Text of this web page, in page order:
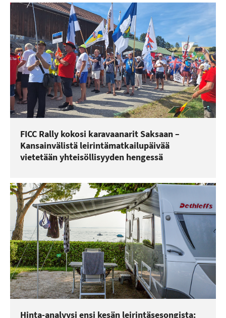
FICC Rally kokosi karavaanarit Saksaan –
Kansainvälistä leirintämatkailupäivää
vietetään yhteisöllisyyden hengessä
Hinta-analyysi ensi kesän leirintäsesongista: